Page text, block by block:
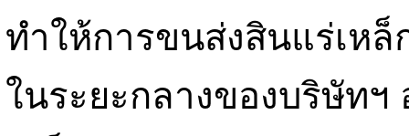
ทำให้การขนส่งสินแร่เห
ในระยะกลางของบริษัทฯ